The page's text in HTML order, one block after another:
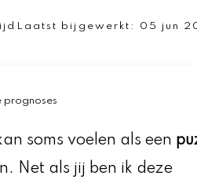
Laatst bijgewerkt: 05 jun
prognoses
soms voelen als een
Net als jij ben ik deze